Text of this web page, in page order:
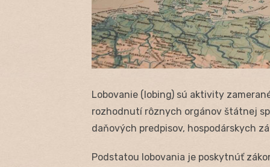
Lobovanie (lobing) sú aktivity
rozhodnutí rôznych orgánov štátnej
daňových predpisov, hospodárskych
Podstatou lobovania je poskytnúť